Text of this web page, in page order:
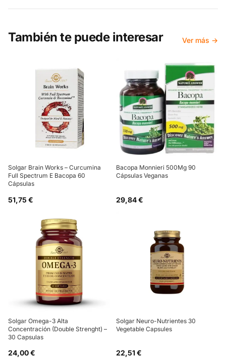
También te puede interesar Ver más →
Solgar Brain Works – Curcumina
Full Spectrum E Bacopa 60
Cápsulas
51,75 €
Bacopa Monnieri 500Mg 90
Cápsulas Veganas
29,84 €
Solgar Omega-3 Alta
Concentración (Double Strenght) –
30 Capsulas
24,00 €
Solgar Neuro-Nutrientes 30
Vegetable Capsules
22,51 €